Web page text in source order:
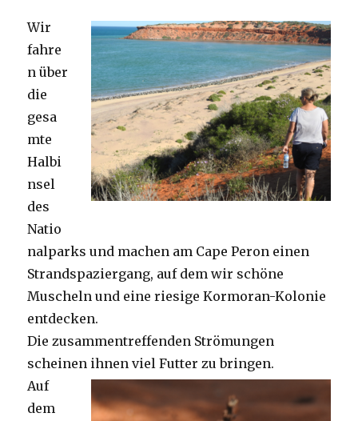
Wir
fahre
n über
die
gesa
mte
Halbi
nsel
des
Natio
nalparks und machen am Cape Peron einen
Strandspaziergang, auf dem wir schöne
Muscheln und eine riesige Kormoran-Kolonie
entdecken.
Die zusammentreffenden Strömungen
scheinen ihnen viel Futter zu bringen.
Auf
dem